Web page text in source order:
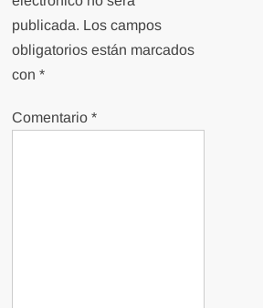
publicada. Los campos
obligatorios están marcados
con*
Comentario*